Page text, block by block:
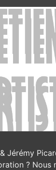
Jérémy
? Nous